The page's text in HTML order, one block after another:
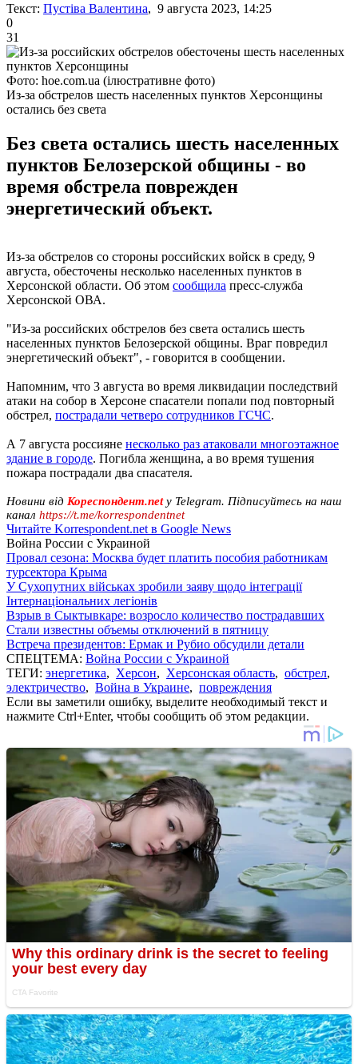
Текст: Пустіва Валентина, 9 августа 2023, 14:25
0
31
Фото: hoe.com.ua (ілюстративне фото)
Из-за обстрелов шесть населенных пунктов Херсонщины
остались без света
Без света остались шесть населенных
пунктов Белозерской общины - во
время обстрела поврежден
энергетический объект.
Из-за обстрелов со стороны российских войск в среду, 9
августа, обесточены несколько населенных пунктов в
Херсонской области. Об этом сообщила пресс-служба
Херсонской ОВА.
"Из-за российских обстрелов без света остались шесть
населенных пунктов Белозерской общины. Враг повредил
энергетический объект", - говорится в сообщении.
Напомним, что 3 августа во время ликвидации последствий
атаки на собор в Херсоне спасатели попали под повторный
обстрел, пострадали четверо сотрудников ГСЧС.
А 7 августа россияне несколько раз атаковали многоэтажное
здание в городе. Погибла женщина, а во время тушения
пожара пострадали два спасателя.
Новини від Кореспондент.netу Telegram. Підписуйтесь на наш
канал https://t.me/korrespondentnet
Читайте Korrespondent.net в Google News
Война России с Украиной
Провал сезона: Москва будет платить пособия работникам
турсектора Крыма
У Сухопутних військах зробили заяву щодо інтеграції
Інтернаціональних легіонів
Взрыв в Сыктывкаре: возросло количество пострадавших
Стали известны объемы отключений в пятницу
Встреча президентов: Ермак и Рубио обсудили детали
СПЕЦТЕМА: Война России с Украиной
ТЕГИ: энергетика, Херсон, Херсонская область, обстрел,
электричество, Война в Украине, повреждения
Если вы заметили ошибку, выделите необходимый текст и
нажмите Ctrl+Enter, чтобы сообщить об этом редакции.